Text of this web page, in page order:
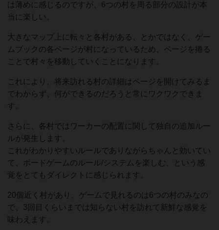
は薄めに感じるのですが、6つの村を周る部分の設計が本
当に楽しい。
大きなマップ上に転々と各村がある、とかではなく、ゲー
ムブックの各ページが村になっているため、ページを捲る
ことで村々を移動していくことになります。
これにより、将来訪れる村の詳細はページを開けてみるま
でわからず、何ができるのだろうと常にワクワクできま
す。
さらに、各村ではワーカーの配置に関して独自の追加ルー
ルが発生します。
これがわかりやすいルールでありながらちゃんと効いてい
て、ボードゲームのルール/システムを楽しむ、という感
覚をとてもダイレクトに感じられます。
20個近く村があり、ゲームで見れるのは6つの村のみなの
で、3回目くらいまでは知らない村を訪れて新鮮な感覚を
味わえます。